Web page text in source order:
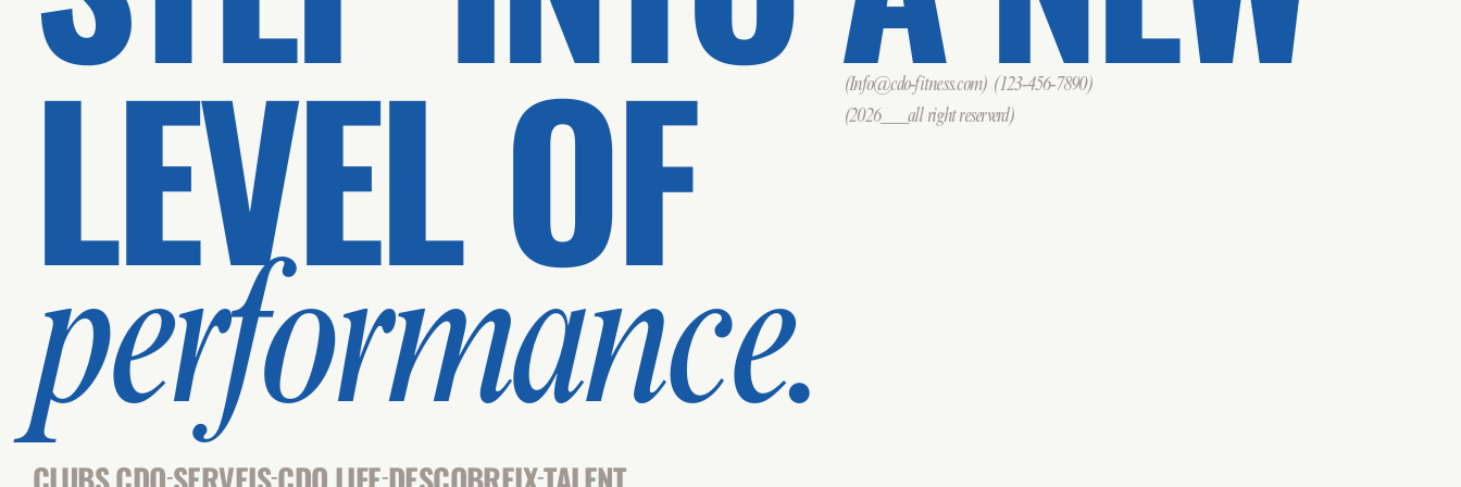
(Info@cdo-fitness.com) (123-456-7890)
(2026___all right reserverd)
LEVEL OF
performance.
- - - -